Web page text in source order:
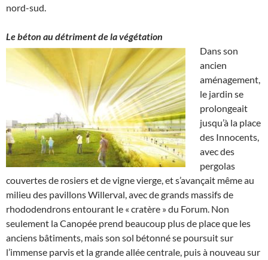
nord-sud.
Le béton au détriment de la végétation
Dans son
ancien
aménagement,
le jardin se
prolongeait
jusqu’à la place
des Innocents,
avec des
pergolas
couvertes de rosiers et de vigne vierge, et s’avançait même au
milieu des pavillons Willerval, avec de grands massifs de
rhododendrons entourant le « cratère » du Forum. Non
seulement la Canopée prend beaucoup plus de place que les
anciens bâtiments, mais son sol bétonné se poursuit sur
l’immense parvis et la grande allée centrale, puis à nouveau sur